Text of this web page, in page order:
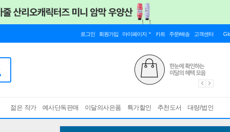
로그인 회원가입 마이페이지 카트 주문/배송 고객센터
젊은 작가 예사단독판매 이달의사은품 특가할인 추천도서 대량/법인